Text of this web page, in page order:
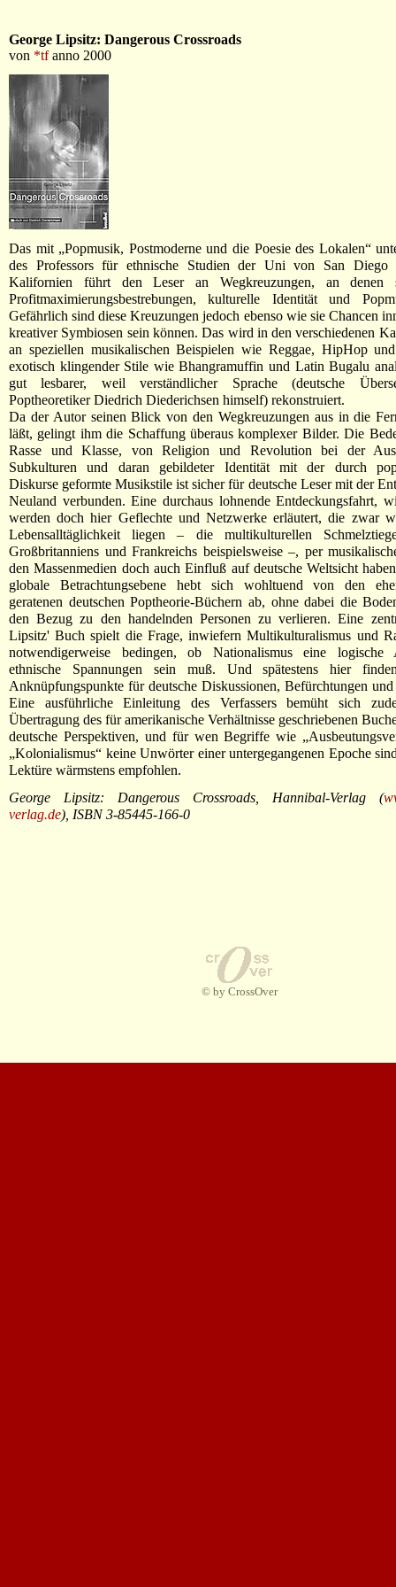
George Lipsitz: Dangerous Crossroads
von *tfanno 2000
Das mit „Popmusik, Postmoderne und die Poesie des Lokalen“
des Professors für ethnische Studien der Uni von San Diego
Kalifornien führt den Leser an Wegkreuzungen, an denen
Profitmaximierungsbestrebungen, kulturelle Identität und
Gefährlich sind diese Kreuzungen jedoch ebenso wie sie Chancen
kreativer Symbiosen sein können. Das wird in den verschiedenen
an speziellen musikalischen Beispielen wie Reggae, HipHop
exotisch klingender Stile wie Bhangramuffin und Latin Bugalu
gut lesbarer, weil verständlicher Sprache (deutsche
Poptheoretiker Diedrich Diederichsen himself) rekonstruiert.
Da der Autor seinen Blick von den Wegkreuzungen aus in die
läßt, gelingt ihm die Schaffung überaus komplexer Bilder. Die
Rasse und Klasse, von Religion und Revolution bei der
Subkulturen und daran gebildeter Identität mit der durch
Diskurse geformte Musikstile ist sicher für deutsche Leser mit der
Neuland verbunden. Eine durchaus lohnende Entdeckungsfahrt,
werden doch hier Geflechte und Netzwerke erläutert, die zwar
Lebensalltäglichkeit liegen – die multikulturellen
Großbritanniens und Frankreichs beispielsweise –, per
den Massenmedien doch auch Einfluß auf deutsche Weltsicht
globale Betrachtungsebene hebt sich wohltuend von den
geratenen deutschen Poptheorie-Büchern ab, ohne dabei die
den Bezug zu den handelnden Personen zu verlieren. Eine
Lipsitz' Buch spielt die Frage, inwiefern Multikulturalismus und
notwendigerweise bedingen, ob Nationalismus eine
ethnische Spannungen sein muß. Und spätestens hier
Anknüpfungspunkte für deutsche Diskussionen, Befürchtungen
Eine ausführliche Einleitung des Verfassers bemüht sich
Übertragung des für amerikanische Verhältnisse geschriebenen
deutsche Perspektiven, und für wen Begriffe wie
„Kolonialismus“ keine Unwörter einer untergegangenen Epoche
Lektüre wärmstens empfohlen.
George Lipsitz: Dangerous Crossroads, Hannibal-Verlag (
verlag.de), ISBN 3-85445-166-0
© by CrossOver